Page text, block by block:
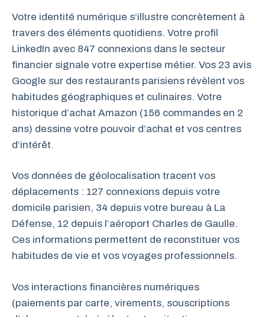
Votre identité numérique s’illustre concrètement à
travers des éléments quotidiens. Votre profil
LinkedIn avec 847 connexions dans le secteur
financier signale votre expertise métier. Vos 23 avis
Google sur des restaurants parisiens révèlent vos
habitudes géographiques et culinaires. Votre
historique d’achat Amazon (156 commandes en 2
ans) dessine votre pouvoir d’achat et vos centres
d’intérêt.
Vos données de géolocalisation tracent vos
déplacements : 127 connexions depuis votre
domicile parisien, 34 depuis votre bureau à La
Défense, 12 depuis l’aéroport Charles de Gaulle.
Ces informations permettent de reconstituer vos
habitudes de vie et vos voyages professionnels.
Vos interactions financières numériques
(paiements par carte, virements, souscriptions